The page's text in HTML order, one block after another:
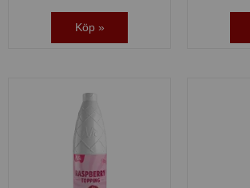
Köp »